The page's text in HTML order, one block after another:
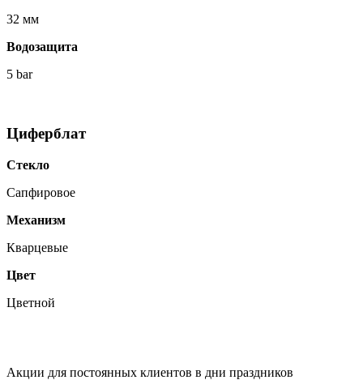
32 мм
Водозащита
5 bar
Циферблат
Стекло
Сапфировое
Механизм
Кварцевые
Цвет
Цветной
Акции для постоянных клиентов в дни праздников